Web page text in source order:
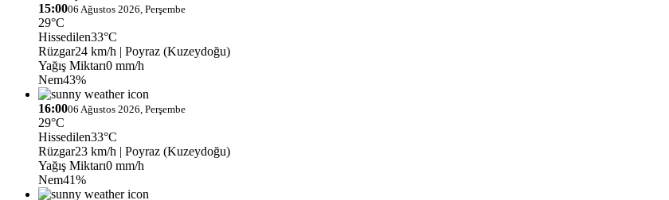
15:0006 Ağustos 2026, Perşembe
29°C
Hissedilen33°C
Rüzgar24 km/h | Poyraz (Kuzeydoğu)
Yağış Miktarı0 mm/h
Nem43%
16:0006 Ağustos 2026, Perşembe
29°C
Hissedilen33°C
Rüzgar23 km/h | Poyraz (Kuzeydoğu)
Yağış Miktarı0 mm/h
Nem41%